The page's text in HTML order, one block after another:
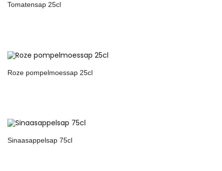
Tomatensap 25cl
Roze pompelmoessap 25cl
Sinaasappelsap 75cl